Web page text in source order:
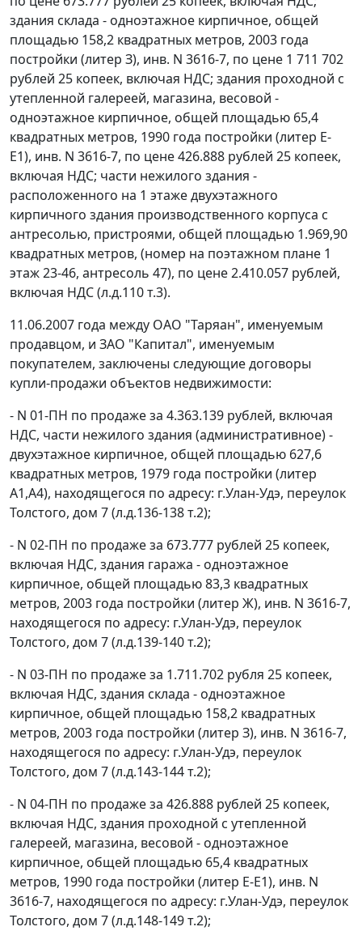
здания склада - одноэтажное кирпичное, общей
площадью 158,2 квадратных метров, 2003 года
постройки (литер З), инв. N 3616-7, по цене 1 711 702
рублей 25 копеек, включая НДС; здания проходной с
утепленной галереей, магазина, весовой -
одноэтажное кирпичное, общей площадью 65,4
квадратных метров, 1990 года постройки (литер Е-
Е1), инв. N 3616-7, по цене 426.888 рублей 25 копеек,
включая НДС; части нежилого здания -
расположенного на 1 этаже двухэтажного
кирпичного здания производственного корпуса с
антресолью, пристроями, общей площадью 1.969,90
квадратных метров, (номер на поэтажном плане 1
этаж 23-46, антресоль 47), по цене 2.410.057 рублей,
включая НДС (л.д.110 т.3).
11.06.2007 года между ОАО "Таряан", именуемым
продавцом, и ЗАО "Капитал", именуемым
покупателем, заключены следующие договоры
купли-продажи объектов недвижимости:
- N 01-ПН по продаже за 4.363.139 рублей, включая
НДС, части нежилого здания (административное) -
двухэтажное кирпичное, общей площадью 627,6
квадратных метров, 1979 года постройки (литер
А1,А4), находящегося по адресу: г.Улан-Удэ, переулок
Толстого, дом 7 (л.д.136-138 т.2);
- N 02-ПН по продаже за 673.777 рублей 25 копеек,
включая НДС, здания гаража - одноэтажное
кирпичное, общей площадью 83,3 квадратных
метров, 2003 года постройки (литер Ж), инв. N 3616-7,
находящегося по адресу: г.Улан-Удэ, переулок
Толстого, дом 7 (л.д.139-140 т.2);
- N 03-ПН по продаже за 1.711.702 рубля 25 копеек,
включая НДС, здания склада - одноэтажное
кирпичное, общей площадью 158,2 квадратных
метров, 2003 года постройки (литер З), инв. N 3616-7,
находящегося по адресу: г.Улан-Удэ, переулок
Толстого, дом 7 (л.д.143-144 т.2);
- N 04-ПН по продаже за 426.888 рублей 25 копеек,
включая НДС, здания проходной с утепленной
галереей, магазина, весовой - одноэтажное
кирпичное, общей площадью 65,4 квадратных
метров, 1990 года постройки (литер Е-Е1), инв. N
3616-7, находящегося по адресу: г.Улан-Удэ, переулок
Толстого, дом 7 (л.д.148-149 т.2);